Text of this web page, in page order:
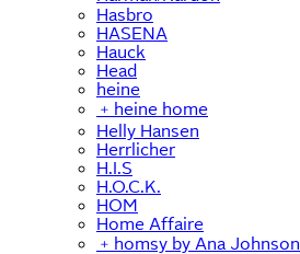
Hasbro
HASENA
Hauck
Head
heine
﹢ heine home
Helly Hansen
Herrlicher
H.I.S
H.O.C.K.
HOM
Home Affaire
﹢ homsy by Ana Johnson